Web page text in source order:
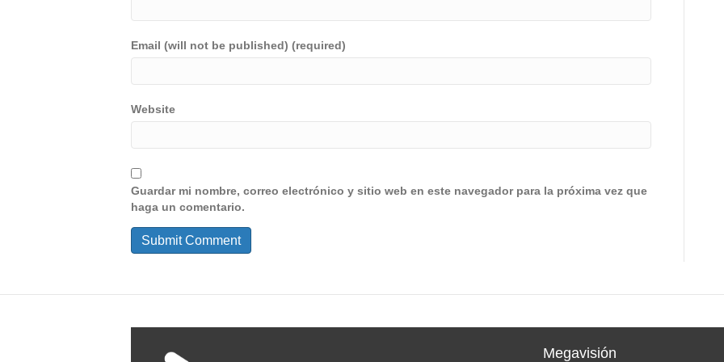
Email (will not be published) (required)
Website
Guardar mi nombre, correo electrónico y sitio web en este navegador para la próxima vez que
haga un comentario.
Megavisión